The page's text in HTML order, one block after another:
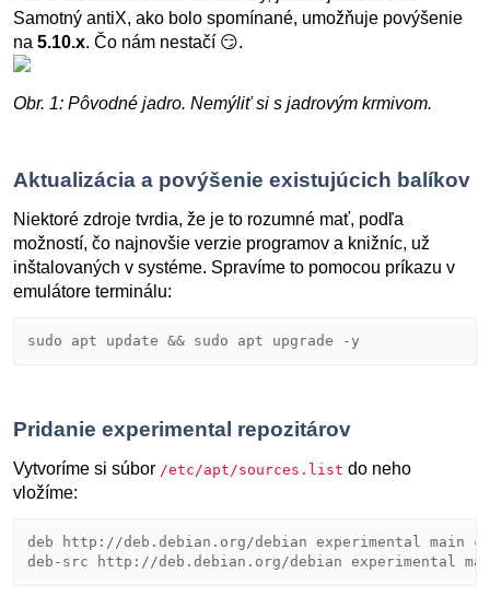
Samotný antiX, ako bolo spomínané, umožňuje povýšenie
na 5.10.x. Čo nám nestačí 😏.
Obr. 1: Pôvodné jadro. Nemýliť si s jadrovým krmivom.
Aktualizácia a povýšenie existujúcich balíkov
Niektoré zdroje tvrdia, že je to rozumné mať, podľa
možností, čo najnovšie verzie programov a knižníc, už
inštalovaných v systéme. Spravíme to pomocou príkazu v
emulátore terminálu:
Pridanie experimental repozitárov
Vytvoríme si súbor /etc/apt/sources.list do neho
vložíme:
deb http://deb.debian.org/debian experimental main